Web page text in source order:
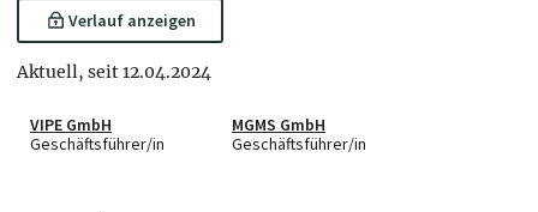
Verlauf anzeigen
Aktuell, seit 12.04.2024
VIPE GmbH
Geschäftsführer/in
MGMS GmbH
Geschäftsführer/in